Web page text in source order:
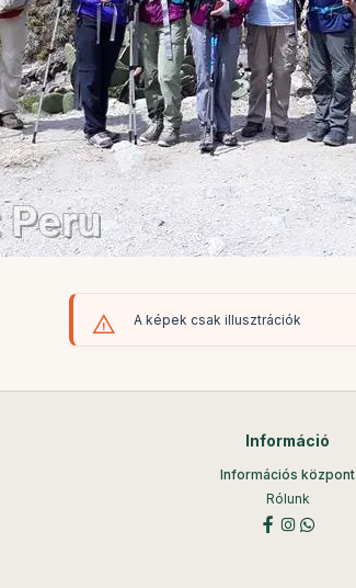
A képek csak illusztrációk
Információ
Információs központ
Rólunk